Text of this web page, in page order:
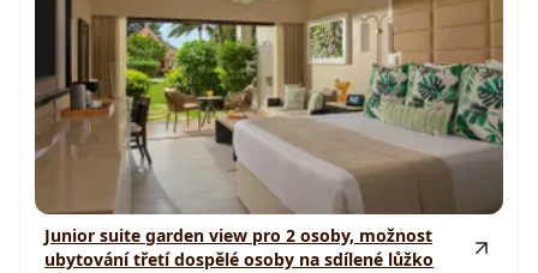
Junior suite garden view pro 2 osoby, možnost
ubytování třetí dospělé osoby na sdílené lůžko